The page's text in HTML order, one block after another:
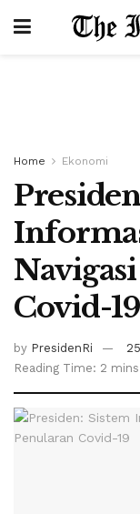
Home Ekonomi
Covid-19
by PresidenRi
Reading Time: 2